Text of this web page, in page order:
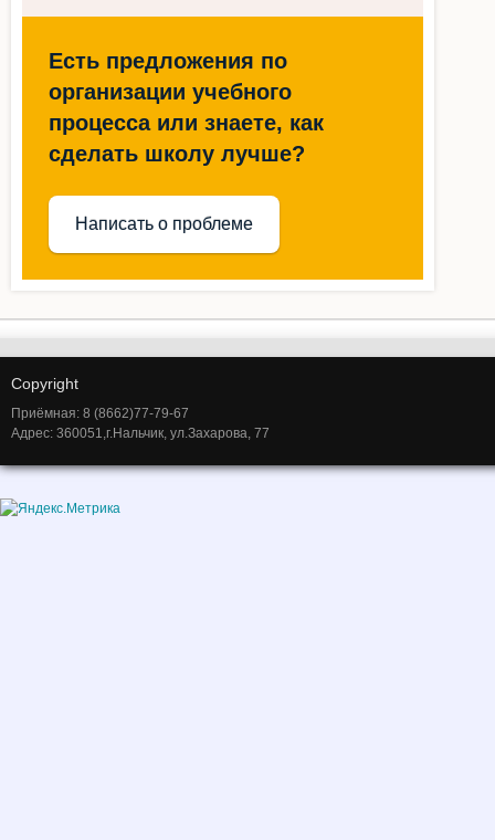
Есть предложения по
организации учебного
процесса или знаете, как
сделать школу лучше?
Написать о проблеме
Copyright
Приёмная: 8 (8662)77-79-67
Адрес: 360051,г.Нальчик, ул.Захарова, 77